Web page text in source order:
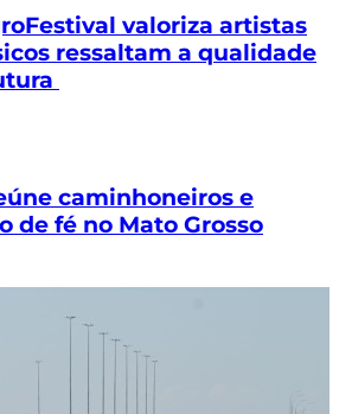
valoriza artistas
ressaltam a qualidade
caminhoneiros e
de fé no Mato Grosso